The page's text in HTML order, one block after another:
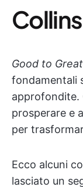
Collins
Good to Great
fondamentali
approfondite.
prosperare e
per
Ecco alcuni
lasciato un